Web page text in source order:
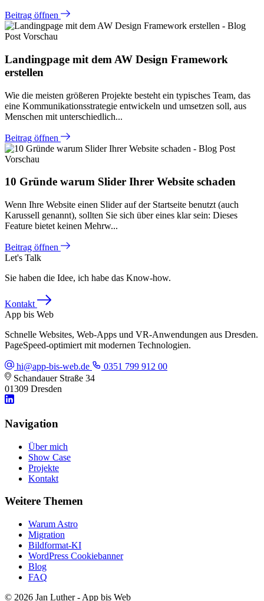
Beitrag öffnen
Landingpage mit dem AW Design Framework
erstellen
Wie die meisten größeren Projekte besteht ein typisches Team, das
eine Kommunikationsstrategie entwickeln und umsetzen soll, aus
Menschen mit unterschiedlich...
Beitrag öffnen
10 Gründe warum Slider Ihrer Website schaden
Wenn Ihre Website einen Slider auf der Startseite benutzt (auch
Karussell genannt), sollten Sie sich über eines klar sein: Dieses
Feature bietet keinen Mehrw...
Beitrag öffnen
Let's Talk
Sie haben die Idee, ich habe das Know-how.
Kontakt
App bis Web
Schnelle Websites, Web-Apps und VR-Anwendungen aus Dresden.
PageSpeed-optimiert mit modernen Technologien.
hi@app-bis-web.de
0351 799 912 00
Schandauer Straße 34
01309 Dresden
Navigation
Über mich
Show Case
Projekte
Kontakt
Weitere Themen
Warum Astro
Migration
Bildformat-KI
WordPress Cookiebanner
Blog
FAQ
© 2026 Jan Luther - App bis Web